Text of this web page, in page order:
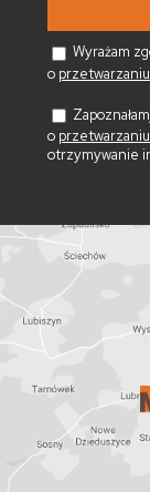
Wyrażam
o
o
otrzymywanie